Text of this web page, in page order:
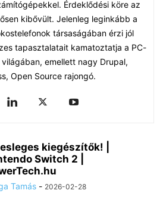
Érdeklődési köre az
kibővült. Jelenleg leginkább a
társaságában érzi jól
tapasztalatait kamatoztatja a PC-
emellett nagy Drupal,
Open Source rajongó.
kiegészítők! |
Switch 2 |
Tamás - 2026-02-28